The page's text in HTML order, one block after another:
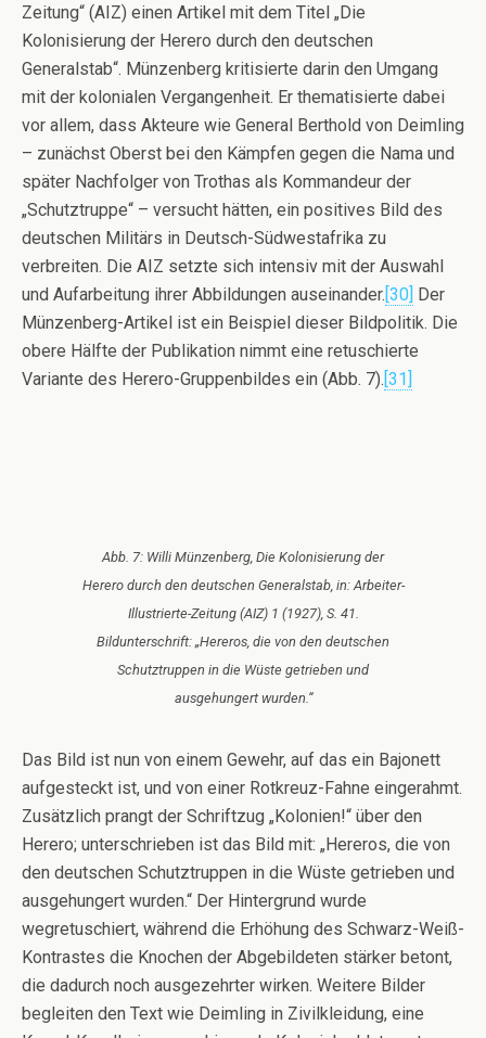
Zeitung“ (AIZ) einen Artikel mit dem Titel „Die
Kolonisierung der Herero durch den deutschen
Generalstab“. Münzenberg kritisierte darin den Umgang
mit der kolonialen Vergangenheit. Er thematisierte dabei
vor allem, dass Akteure wie General Berthold von Deimling
– zunächst Oberst bei den Kämpfen gegen die Nama und
später Nachfolger von Trothas als Kommandeur der
„Schutztruppe“ – versucht hätten, ein positives Bild des
deutschen Militärs in Deutsch-Südwestafrika zu
verbreiten. Die AIZ setzte sich intensiv mit der Auswahl
und Aufarbeitung ihrer Abbildungen auseinander.[30] Der
Münzenberg-Artikel ist ein Beispiel dieser Bildpolitik. Die
obere Hälfte der Publikation nimmt eine retuschierte
Variante des Herero-Gruppenbildes ein (Abb. 7).[31]
Abb. 7: Willi Münzenberg, Die Kolonisierung der
Herero durch den deutschen Generalstab, in: Arbeiter-
Illustrierte-Zeitung (AIZ) 1 (1927), S. 41.
Bildunterschrift: „Hereros, die von den deutschen
Schutztruppen in die Wüste getrieben und
ausgehungert wurden.“
Das Bild ist nun von einem Gewehr, auf das ein Bajonett
aufgesteckt ist, und von einer Rotkreuz-Fahne eingerahmt.
Zusätzlich prangt der Schriftzug „Kolonien!“ über den
Herero; unterschrieben ist das Bild mit: „Hereros, die von
den deutschen Schutztruppen in die Wüste getrieben und
ausgehungert wurden.“ Der Hintergrund wurde
wegretuschiert, während die Erhöhung des Schwarz-Weiß-
Kontrastes die Knochen der Abgebildeten stärker betont,
die dadurch noch ausgezehrter wirken. Weitere Bilder
begleiten den Text wie Deimling in Zivilkleidung, eine